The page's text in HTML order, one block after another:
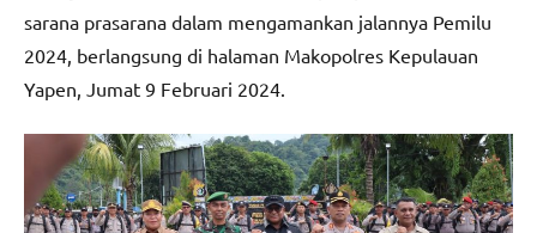
sarana prasarana dalam mengamankan jalannya Pemilu
2024, berlangsung di halaman Makopolres Kepulauan
Yapen, Jumat 9 Februari 2024.